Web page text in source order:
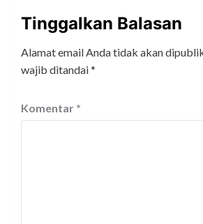
Tinggalkan Balasan
Alamat email Anda tidak akan
wajib ditandai*
Komentar *